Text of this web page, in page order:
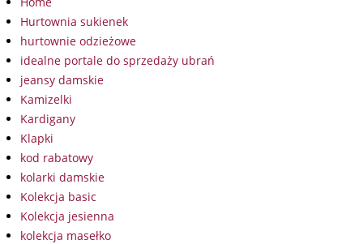
Hurtownia sukienek
hurtownie odzieżowe
idealne portale do sprzedaży ubrań
jeansy damskie
Kamizelki
Kardigany
Klapki
kod rabatowy
kolarki damskie
Kolekcja basic
Kolekcja jesienna
kolekcja masełko